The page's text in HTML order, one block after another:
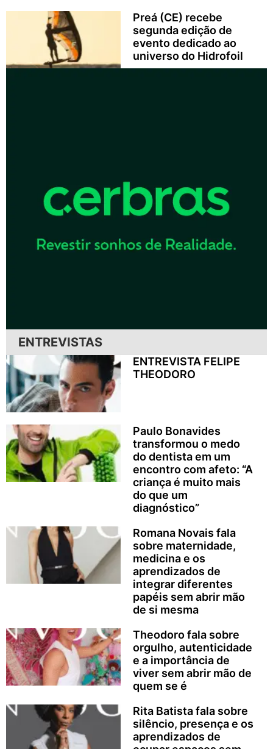
Preá (CE) recebe
segunda edição de
evento dedicado ao
universo do Hidrofoil
ENTREVISTAS
ENTREVISTA FELIPE
THEODORO
Paulo Bonavides
transformou o medo
do dentista em um
encontro com afeto: “A
criança é muito mais
do que um
diagnóstico”
Romana Novais fala
sobre maternidade,
medicina e os
aprendizados de
integrar diferentes
papéis sem abrir mão
de si mesma
Theodoro fala sobre
orgulho, autenticidade
e a importância de
viver sem abrir mão de
quem se é
Rita Batista fala sobre
silêncio, presença e os
aprendizados de